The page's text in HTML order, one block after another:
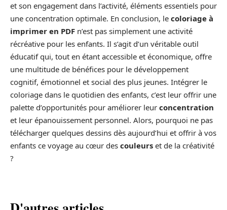
et son engagement dans l’activité, éléments essentiels pour
une concentration optimale. En conclusion, le coloriage à
imprimer en PDF n’est pas simplement une activité
récréative pour les enfants. Il s’agit d’un véritable outil
éducatif qui, tout en étant accessible et économique, offre
une multitude de bénéfices pour le développement
cognitif, émotionnel et social des plus jeunes. Intégrer le
coloriage dans le quotidien des enfants, c’est leur offrir une
palette d’opportunités pour améliorer leur concentration
et leur épanouissement personnel. Alors, pourquoi ne pas
télécharger quelques dessins dès aujourd’hui et offrir à vos
enfants ce voyage au cœur des couleurs et de la créativité
?